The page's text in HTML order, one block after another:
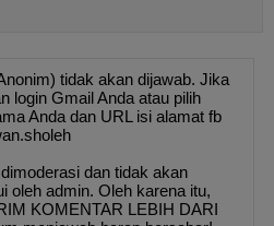
tidak akan dijawab. Jika
login Gmail Anda atau pilih
Anda dan URL isi alamat fb
dan tidak akan
oleh admin. Oleh karena itu,
KOMENTAR LEBIH DARI